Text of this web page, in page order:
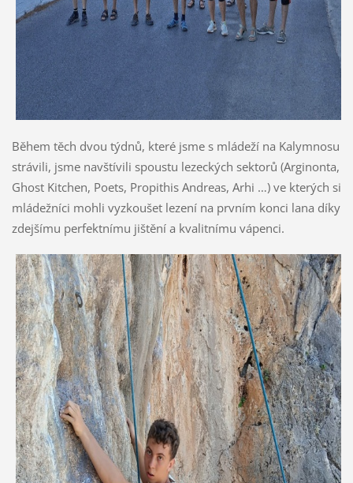
Během těch dvou týdnů, které jsme s mládeží na Kalymnosu
strávili, jsme navštívili spoustu lezeckých sektorů (Arginonta,
Ghost Kitchen, Poets, Propithis Andreas, Arhi …) ve kterých si
mládežníci mohli vyzkoušet lezení na prvním konci lana díky
zdejšímu perfektnímu jištění a kvalitnímu vápenci.